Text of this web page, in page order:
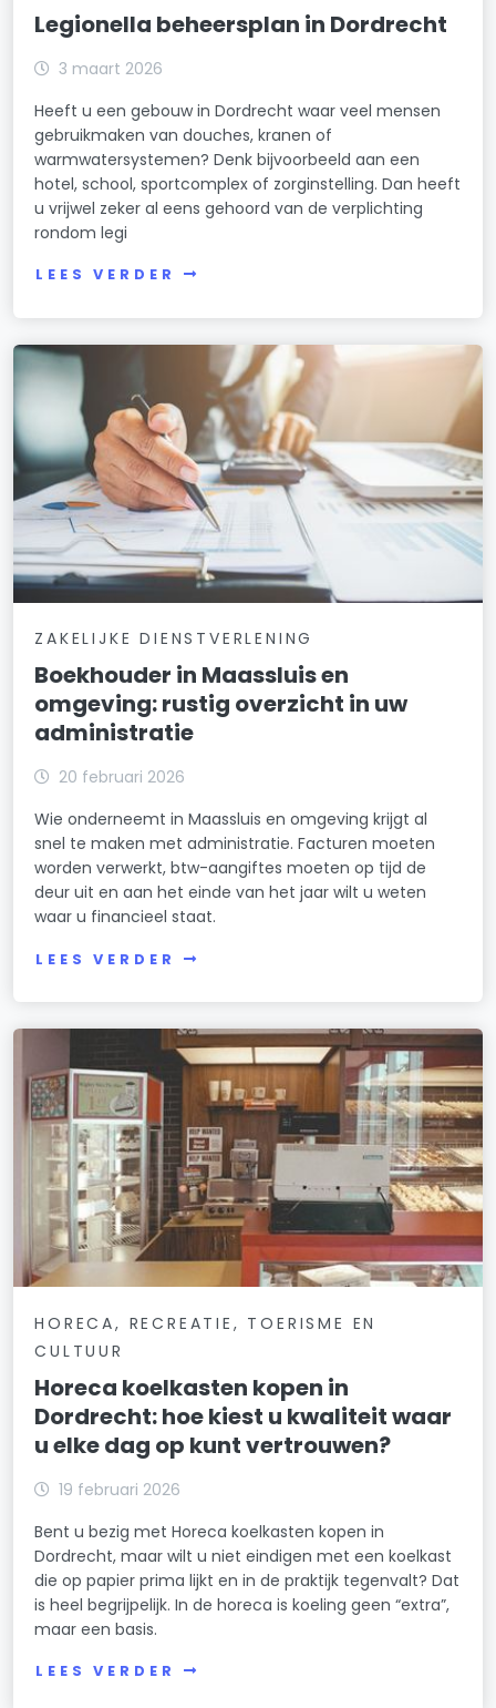
Legionella beheersplan in Dordrecht
3 maart 2026
Heeft u een gebouw in Dordrecht waar veel mensen
gebruikmaken van douches, kranen of
warmwatersystemen? Denk bijvoorbeeld aan een
hotel, school, sportcomplex of zorginstelling. Dan heeft
u vrijwel zeker al eens gehoord van de verplichting
rondom legi
LEES VERDER
ZAKELIJKE DIENSTVERLENING
Boekhouder in Maassluis en
omgeving: rustig overzicht in uw
administratie
20 februari 2026
Wie onderneemt in Maassluis en omgeving krijgt al
snel te maken met administratie. Facturen moeten
worden verwerkt, btw-aangiftes moeten op tijd de
deur uit en aan het einde van het jaar wilt u weten
waar u financieel staat.
LEES VERDER
HORECA, RECREATIE, TOERISME EN
CULTUUR
Horeca koelkasten kopen in
Dordrecht: hoe kiest u kwaliteit waar
u elke dag op kunt vertrouwen?
19 februari 2026
Bent u bezig met Horeca koelkasten kopen in
Dordrecht, maar wilt u niet eindigen met een koelkast
die op papier prima lijkt en in de praktijk tegenvalt? Dat
is heel begrijpelijk. In de horeca is koeling geen “extra”,
maar een basis.
LEES VERDER